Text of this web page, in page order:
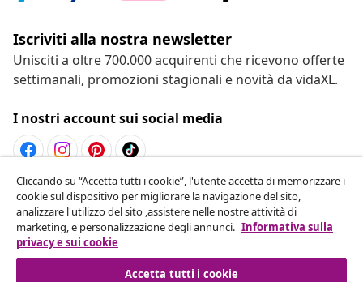
Iscriviti alla nostra newsletter
Unisciti a oltre 700.000 acquirenti che ricevono offerte
settimanali, promozioni stagionali e novità da vidaXL.
I nostri account sui social media
Recesso dal contratto
Invia una richiesta di recesso per il tuo ordine.
Recesso dal contratto
Cliccando su “Accetta tutti i cookie”, l'utente accetta di memorizzare i
cookie sul dispositivo per migliorare la navigazione del sito,
analizzare l'utilizzo del sito ,assistere nelle nostre attività di
marketing, e personalizzazione degli annunci. Informativa sulla
privacy e sui cookie
Accetta tutti i cookie